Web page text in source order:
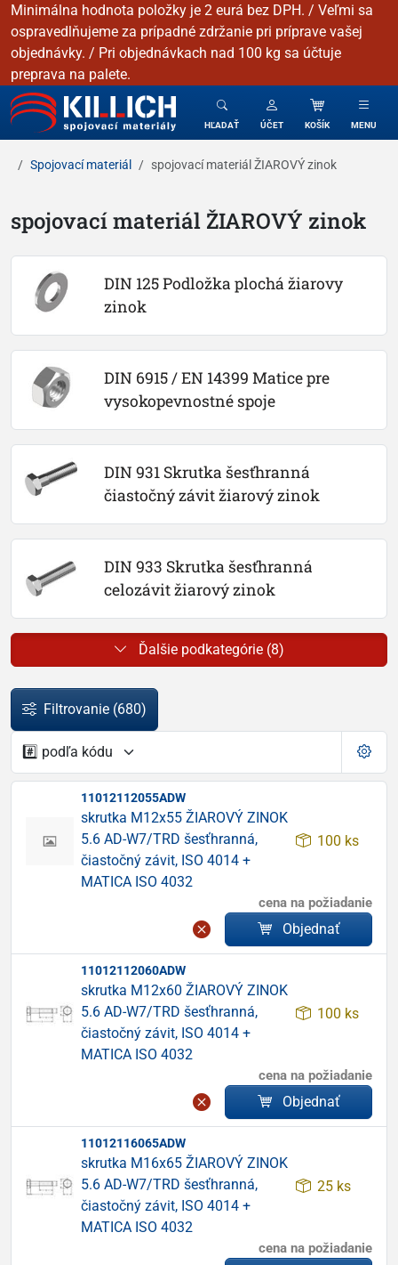
Minimálna hodnota položky je 2 eurá bez DPH. / Veľmi sa
ospravedlňujeme za prípadné zdržanie pri príprave vašej
objednávky. / Pri objednávkach nad 100 kg sa účtuje
preprava na palete.
KILLICH - Spojovacie materiály
HĽADAŤ ÚČET KOŠÍK MENU
Spojovací materiál spojovací materiál ŽIAROVÝ zinok
spojovací materiál ŽIAROVÝ zinok
DIN 125 Podložka plochá žiarovy
zinok
DIN 6915 / EN 14399 Matice pre
vysokopevnostné spoje
DIN 931 Skrutka šesťhranná
čiastočný závit žiarový zinok
DIN 933 Skrutka šesťhranná
celozávit žiarový zinok
Ďalšie podkategórie (8)
Filtrovanie (680)
11012112055ADW
skrutka M12x55 ŽIAROVÝ ZINOK
5.6 AD-W7/TRD šesťhranná,
čiastočný závit, ISO 4014 +
MATICA ISO 4032
100 ks
cena na požiadanie
Objednať
11012112060ADW
skrutka M12x60 ŽIAROVÝ ZINOK
5.6 AD-W7/TRD šesťhranná,
čiastočný závit, ISO 4014 +
MATICA ISO 4032
100 ks
cena na požiadanie
Objednať
11012116065ADW
skrutka M16x65 ŽIAROVÝ ZINOK
5.6 AD-W7/TRD šesťhranná,
čiastočný závit, ISO 4014 +
MATICA ISO 4032
25 ks
cena na požiadanie